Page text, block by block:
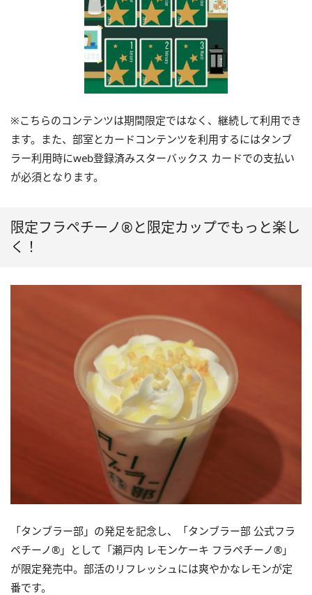
※こちらのコンテンツは期間限定ではなく、継続して利用でき
ます。また、部室とカードコンテンツを利用するにはタンブ
ラー利用時にweb登録済みスターバックス カードでの支払い
が必須となります。
限定フラペチーノ®と限定カップでもっと楽し
く！
「タンブラー部」の発足を記念し、「タンブラー部 公式フラ
ペチーノ®」として「瀬戸内 レモンケーキ フラペチーノ®」
が限定発売中。部活のリフレッシュには爽やかなレモンが定
番です。